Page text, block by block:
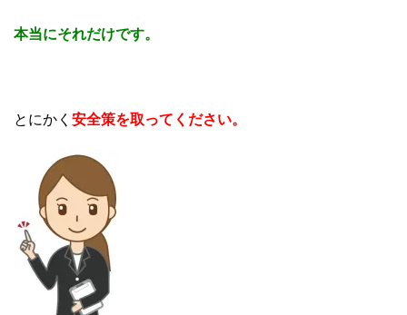
本当にそれだけです。
とにかく 安全策を取ってください。